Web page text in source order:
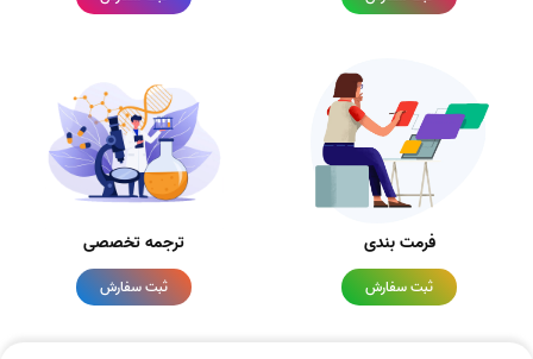
فرمت بندی
ثبت سفارش
ترجمه تخصصی
ثبت سفارش